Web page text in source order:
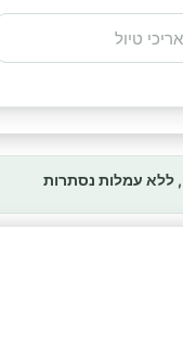
ללא עמלות נסתרות